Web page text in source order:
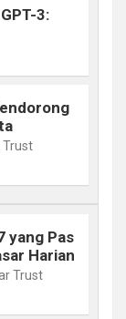
3:
Trust
yang Pas
Harian
Trust